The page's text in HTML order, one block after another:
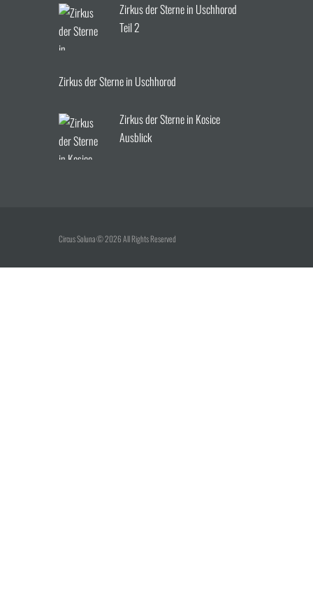
Zirkus der Sterne in Uschhorod
Teil 2
Zirkus der Sterne in Uschhorod
Zirkus der Sterne in Kosice
Ausblick
Circus Soluna © 2026 All Rights Reserved